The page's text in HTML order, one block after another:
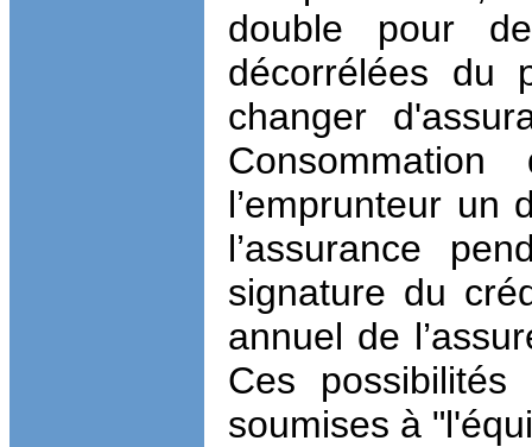
double pour
décorrélées
changer
l’emprunteur un
l’assurance
signature du
annuel de
Ces possibilités
soumises à